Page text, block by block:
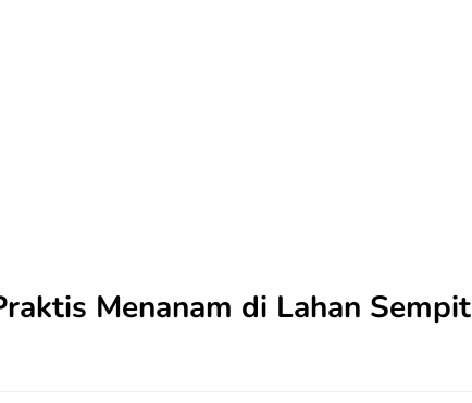
Menanam di Lahan Sempit